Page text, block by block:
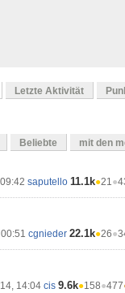
Letzte Aktivität
Beliebte mit den
saputello 11.1k●21●
cgnieder 22.1k●26●
14:04 cis 9.6k●158●477